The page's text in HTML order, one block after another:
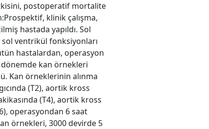
postoperatif mortalite
klinik çalışma,
hastada yapıldı. Sol
ventrikül fonksiyonları
hastalardan, operasyon
dönemde kan örnekleri
Kan örneklerinin alınma
(T2), aortik kross
(T4), aortik kross
operasyondan 6 saat
örnekleri, 3000 devirde 5